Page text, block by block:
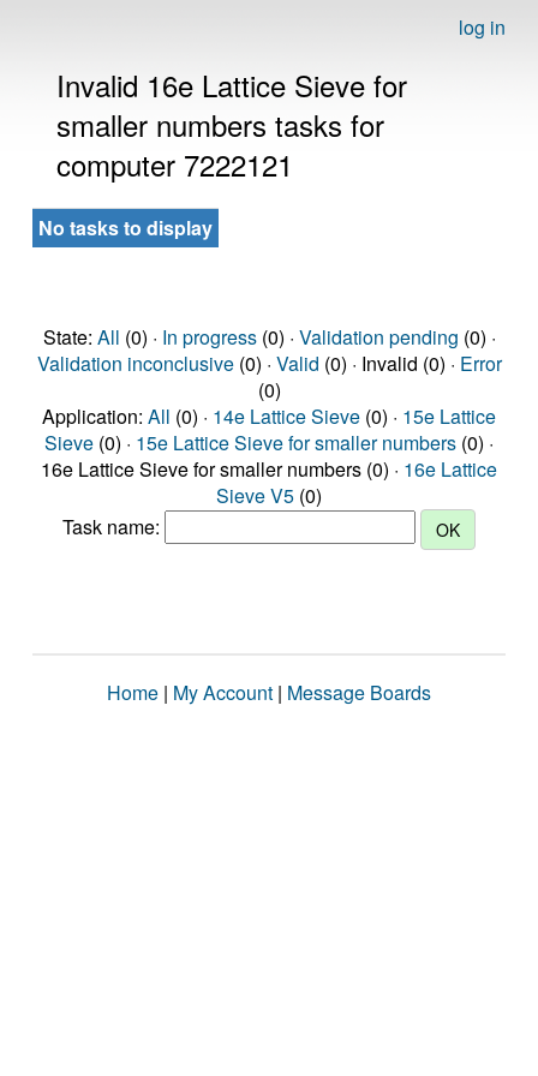
log in
Invalid 16e Lattice Sieve for
smaller numbers tasks for
computer 7222121
No tasks to display
State: All (0) · In progress(0) · Validation pending (0) ·
Validation inconclusive(0) · Valid (0) · Invalid (0) · Error
(0)
Application: All (0) · 14e Lattice Sieve (0) · 15e Lattice
Sieve (0) · 15e Lattice Sieve for smaller numbers (0) ·
16e Lattice Sieve for smaller numbers (0) · 16e Lattice
Sieve V5 (0)
Task name:
Home | My Account | Message Boards